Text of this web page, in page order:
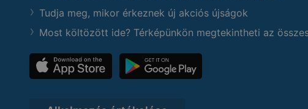
Tudja meg, mikor érkeznek új akciós újságok
Most költözött ide? Térképünkön megtekintheti az